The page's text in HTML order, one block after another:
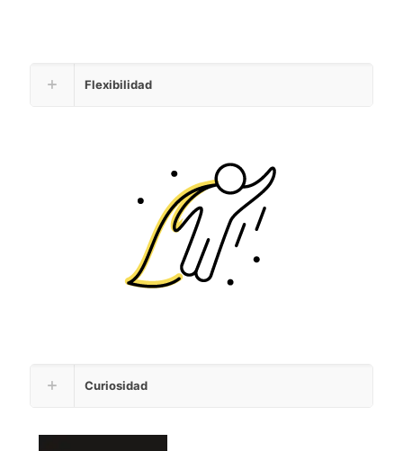
Flexibilidad
Curiosidad